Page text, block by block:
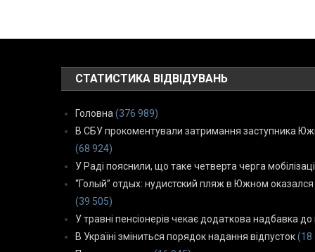
СТАТИСТИКА ВІДВІДУВАНЬ
Головна (376 989)
В СБУ прокоментували затримання заступника
(68 924)
У Раді пояснили, що таке четверта черга
“Голый” отдых: нудистский пляж в Южном
(39 505)
У травні пенсіонерів чекає додаткова надбавка до
В Україні зміниться порядок надання відпусток (18